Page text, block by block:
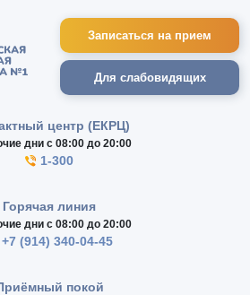
Записаться на прием
Для слабовидящих
центр (ЕКРЦ)
дни с 08:00 до 20:00
1-300
Горячая линия
дни с 08:00 до 20:00
+7 (914) 340-04-45
покой